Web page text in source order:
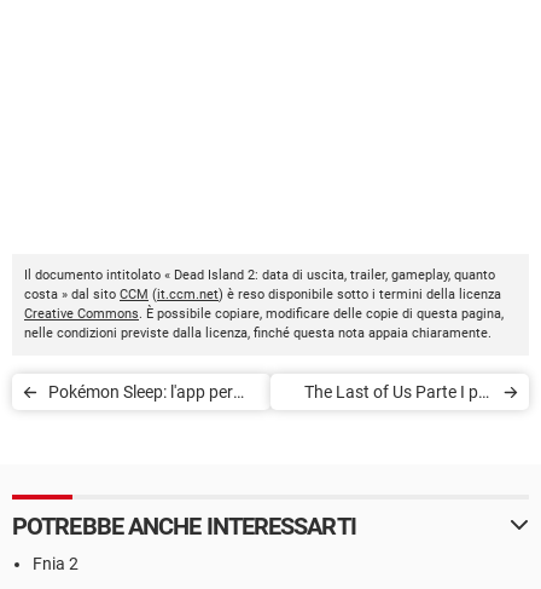
Il documento intitolato « Dead Island 2: data di uscita, trailer, gameplay, quanto
costa » dal sito CCM (it.ccm.net) è reso disponibile sotto i termini della licenza
Creative Commons. È possibile copiare, modificare delle copie di questa pagina,
nelle condizioni previste dalla licenza, finché questa nota appaia chiaramente.
Pokémon Sleep: l'app per
The Last of Us Parte I per
POTREBBE ANCHE INTERESSARTI
Fnia 2